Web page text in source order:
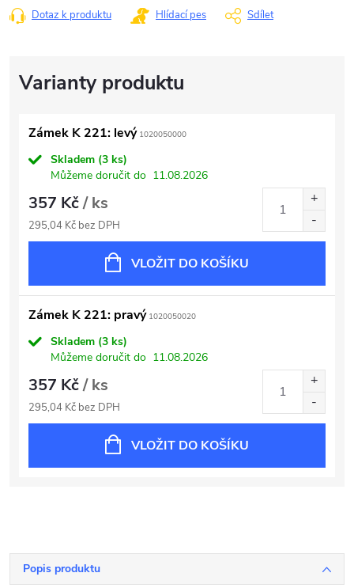
Dotaz k produktu Hlídací pes Sdílet
Zámek K 221: levý1020050000
Skladem (3 ks)
Můžeme doručit do 11.08.2026
357 Kč/ ks
295,04 Kč bez DPH
VLOŽIT DO KOŠÍKU
Zámek K 221: pravý1020050020
Skladem (3 ks)
Můžeme doručit do 11.08.2026
357 Kč/ ks
295,04 Kč bez DPH
VLOŽIT DO KOŠÍKU
Popis produktu